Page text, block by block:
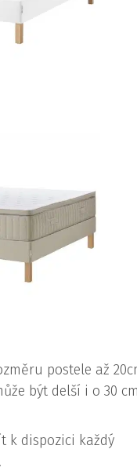
postele až
být delší i o 30
k dispozici každý